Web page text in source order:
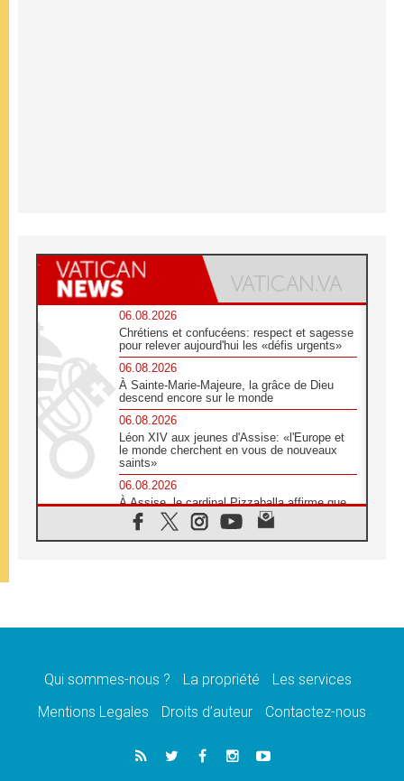
06.08.2026
Chrétiens et confucéens: respect et sagesse
pour relever aujourd'hui les «défis urgents»
06.08.2026
À Sainte-Marie-Majeure, la grâce de Dieu
descend encore sur le monde
06.08.2026
Léon XIV aux jeunes d'Assise: «l'Europe et
le monde cherchent en vous de nouveaux
saints»
06.08.2026
À Assise, le cardinal Pizzaballa affirme que
«les chrétiens veulent la paix»
06.08.2026
message de paix et de dignité humaine»
«La visite du Pape en Uruguay renforcera
05.08.2026
Le nonce en Ukraine: «Il est inquiétant
Qui sommes-nous ? La propriété
Les services
Mentions Legales
Droits d’auteur Contactez-nous